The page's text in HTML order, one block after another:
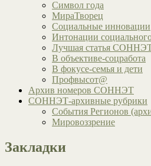
Символ года
МираТворец
Социальные инновации
Интонации
Лучшая статья
В объективе-соцработа
В фокусе-семья и дети
Профвысот@
Архив номеров СОННЭТ
СОННЭТ-архивные рубрики
События Регионов
Мировоззрение
Закладки